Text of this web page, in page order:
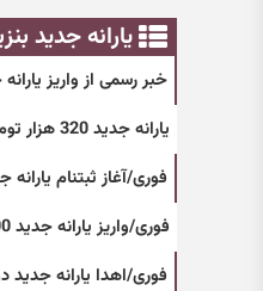
یارانه جدید
خبر رسمی از واریز یارانه جدید دولت | یارانه 4
یارانه جدید 320 هزار تومانی دولت برای این خانوارها | شارژ کارت یارانه بگیران
فوری/آغاز ثبتنام یارانه جدید 520 هزار تومانی+لینک | یارانه جدید رئیسی
فوری/واریز یارانه جدید 300 هزار تومانی برای بازنشستگان | آغاز ثبتنام یارانه جدید برای بازنشستگان+ لینک و کد دستوری
فوری/اهدا یارانه جدید